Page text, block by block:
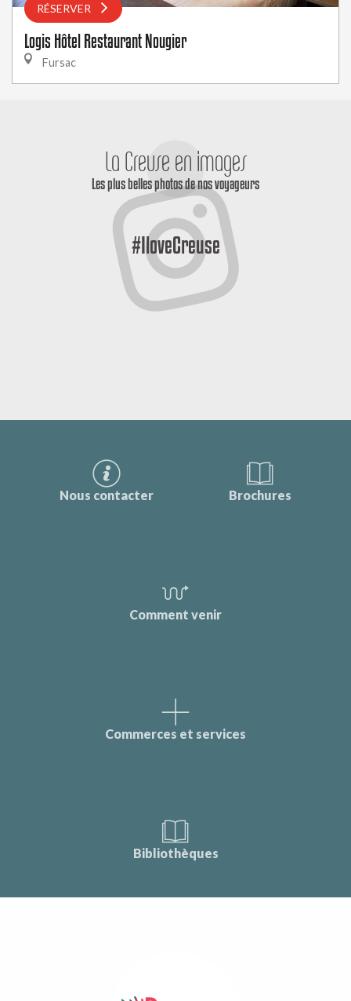
RÉSERVER
Logis Hôtel Restaurant Nougier
Fursac
La Creuse en images
Les plus belles photos de nos voyageurs
#IloveCreuse
Nous contacter Brochures
Comment venir
Commerces et services
Bibliothèques